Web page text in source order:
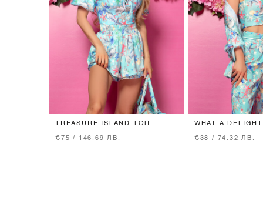
TREASURE ISLAND ТОП
€75 / 146.69 ЛВ.
WHAT A
€38 / 74.32 ЛВ.